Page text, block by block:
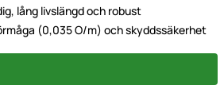
lång livslängd och robust
(0,035 O/m) och skyddssäkerhet